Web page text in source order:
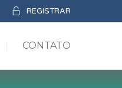
REGISTRAR
CONTATO